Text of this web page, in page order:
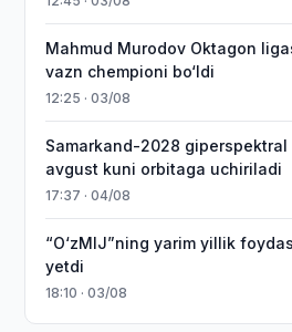
Mahmud Murodov Oktagon
vazn chempioni bo‘ldi
12:25 · 03/08
Samarkand-2028 giperspektral
avgust kuni orbitaga uchiriladi
17:37 · 04/08
“O‘zMIJ”ning yarim yillik
yetdi
18:10 · 03/08